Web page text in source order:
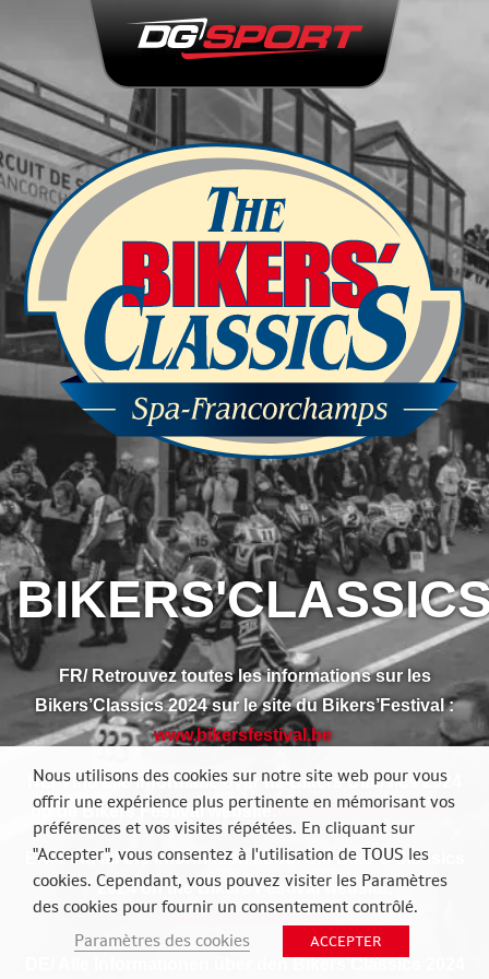
FR/ Retrouvez toutes les informations sur les
Bikers’Classics 2024 sur le site du Bikers’Festival :
www.bikersfestival.be
NL/ Vind alle informatie over de Bikers’Classics 2024
op de Bikers’Festival website:www.bikersfestival.be
EN/ Find all the information about the Bikers’Classics
2024 on the Bikers’Festival website:
www.bikersfestival.be
Nous utilisons des cookies sur notre site web pour vous
offrir une expérience plus pertinente en mémorisant vos
préférences et vos visites répétées. En cliquant sur
"Accepter", vous consentez à l'utilisation de TOUS les
cookies. Cependant, vous pouvez visiter les Paramètres
des cookies pour fournir un consentement contrôlé.
Paramètres des cookies
ACCEPTER